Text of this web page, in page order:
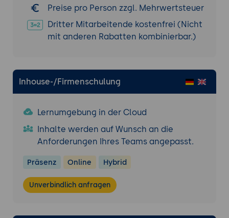
Preise pro Person zzgl. Mehrwertsteuer
Dritter Mitarbeitende kostenfrei (Nicht
mit anderen Rabatten kombinierbar.)
Inhouse-/Firmenschulung
Lernumgebung in der Cloud
Inhalte werden auf Wunsch an die
Anforderungen Ihres Teams angepasst.
Präsenz Online Hybrid
Unverbindlich anfragen